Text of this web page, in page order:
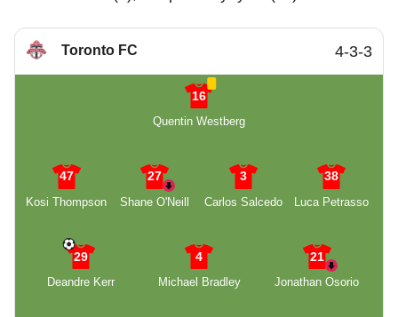
Toronto FC 4-3-3
16
Quentin Westberg
47
Kosi Thompson
27
Shane O'Neill
3
Carlos Salcedo
38
Luca Petrasso
29
Deandre Kerr
4
Michael Bradley
21
Jonathan Osorio